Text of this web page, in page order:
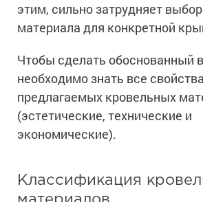
этим, сильно затрудняет
материала для конкретной
Чтобы сделать обоснованный
необходимо знать все свойства
предлагаемых кровельных
(эстетические, технические и
экономические).
Классификация